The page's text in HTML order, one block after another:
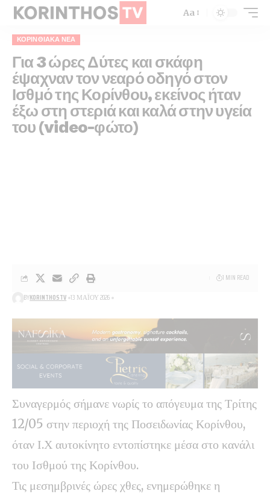
Aa
ΚΟΡΙΝΘΙΑΚΆ ΝΈΑ
Για 3 ώρες Δύτες και σκάφη
έψαχναν τον νεαρό οδηγό στον
Ισθμό της Κορίνθου, εκείνος ήταν
έξω στη στεριά και καλά στην υγεία
του (video-φώτο)
BYKORINTHOSTV 13 ΜΑΪ́ΟΥ 2026
1 MIN READ
Συναγερμός σήμανε νωρίς το απόγευμα της Τρίτης
12/05 στην περιοχή της Ποσειδωνίας Κορίνθου,
όταν Ι.Χ αυτοκίνητο εντοπίστηκε μέσα στο κανάλι
του Ισθμού της Κορίνθου.
Τις μεσημβρινές ώρες χθες, ενημερώθηκε η